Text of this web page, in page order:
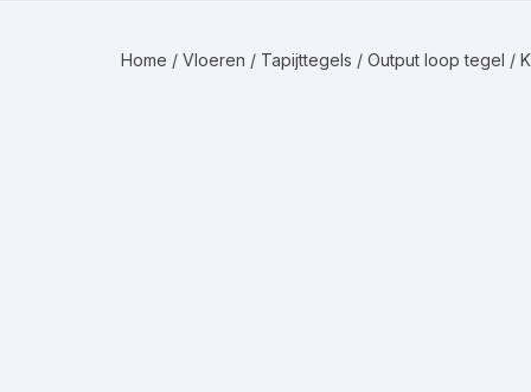
Home / Vloeren / Tapijttegels / Output loop tegel /